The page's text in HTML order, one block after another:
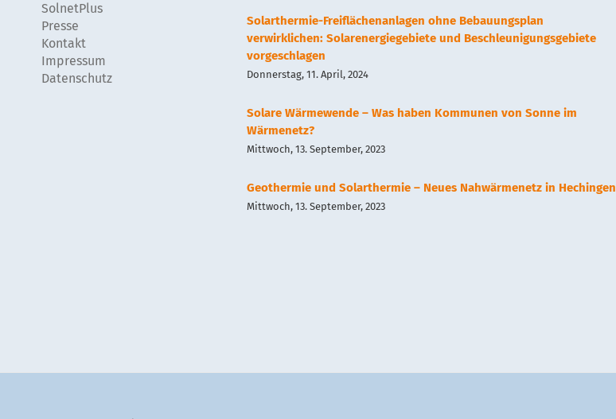
SolnetPlus
Presse
Kontakt
Impressum
Datenschutz
Solarthermie-Freiflächenanlagen ohne Bebauungsplan
verwirklichen: Solarenergiegebiete und Beschleunigungsgebiete
vorgeschlagen
Donnerstag, 11. April, 2024
Solare Wärmewende – Was haben Kommunen von Sonne im
Wärmenetz?
Mittwoch, 13. September, 2023
Geothermie und Solarthermie – Neues Nahwärmenetz in Hechingen
Mittwoch, 13. September, 2023